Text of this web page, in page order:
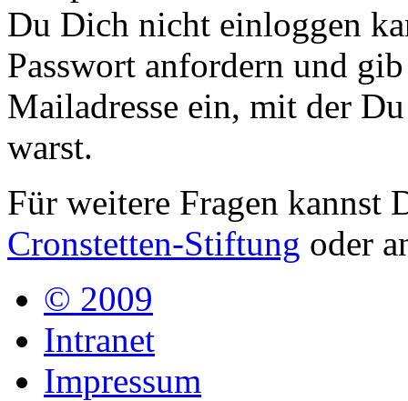
Du Dich nicht einloggen
Passwort anfordern und
Mailadresse ein, mit der
warst.
Für weitere Fragen kannst
Cronstetten-Stiftung oder
© 2009
Intranet
Impressum